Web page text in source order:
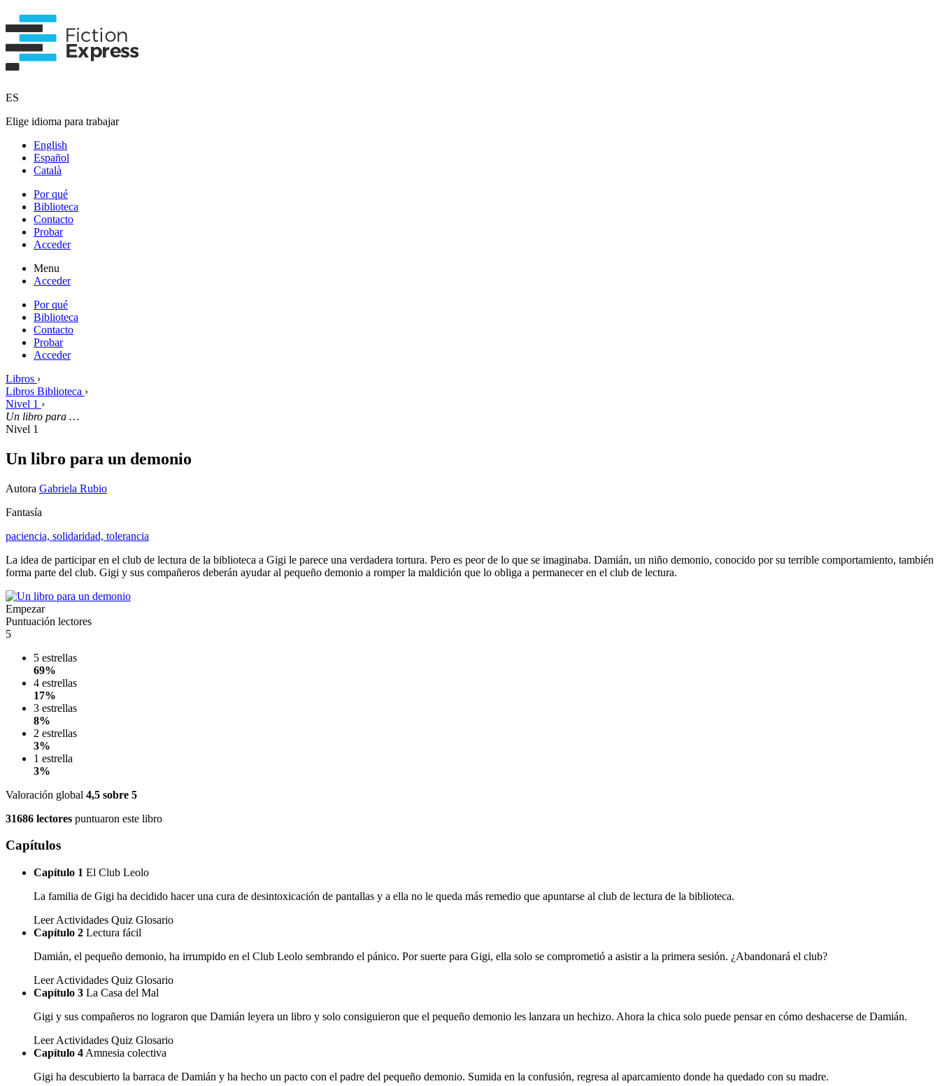
ES
Elige idioma para trabajar
English
Español
Català
Por qué
Biblioteca
Contacto
Probar
Acceder
Menu
Acceder
Por qué
Biblioteca
Contacto
Probar
Acceder
Libros ›
Libros Biblioteca ›
Nivel 1 ›
Un libro para …
Nivel 1
Un libro para un demonio
Autora Gabriela Rubio
Fantasía
paciencia, solidaridad, tolerancia
La idea de participar en el club de lectura de la biblioteca a Gigi le parece una verdadera tortura. Pero es peor de lo que se imaginaba. Damián, un niño demonio, conocido por su terrible comportamiento, también
forma parte del club. Gigi y sus compañeros deberán ayudar al pequeño demonio a romper la maldición que lo obliga a permanecer en el club de lectura.
Empezar
Puntuación lectores
5
5 estrellas
69%
4 estrellas
17%
3 estrellas
8%
2 estrellas
3%
1 estrella
3%
Valoración global 4,5 sobre 5
31686 lectores puntuaron este libro
Capítulos
Capítulo 1 El Club Leolo
La familia de Gigi ha decidido hacer una cura de desintoxicación de pantallas y a ella no le queda más remedio que apuntarse al club de lectura de la biblioteca.
Leer Actividades Quiz Glosario
Capítulo 2 Lectura fácil
Damián, el pequeño demonio, ha irrumpido en el Club Leolo sembrando el pánico. Por suerte para Gigi, ella solo se comprometió a asistir a la primera sesión. ¿Abandonará el club?
Leer Actividades Quiz Glosario
Capítulo 3 La Casa del Mal
Gigi y sus compañeros no lograron que Damián leyera un libro y solo consiguieron que el pequeño demonio les lanzara un hechizo. Ahora la chica solo puede pensar en cómo deshacerse de Damián.
Leer Actividades Quiz Glosario
Capítulo 4 Amnesia colectiva
Gigi ha descubierto la barraca de Damián y ha hecho un pacto con el padre del pequeño demonio. Sumida en la confusión, regresa al aparcamiento donde ha quedado con su madre.